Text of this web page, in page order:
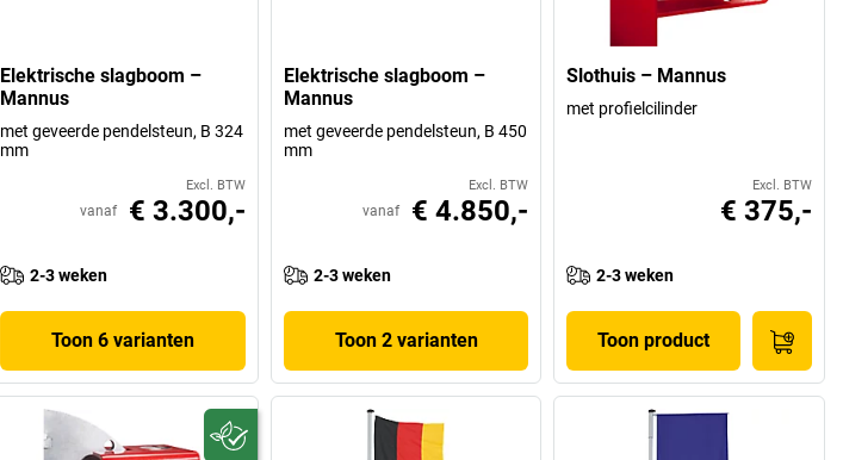
Elektrische slagboom –
Mannus
met geveerde pendelsteun, B 324
mm
Excl. BTW
vanaf € 3.300,-
2-3 weken
Toon 6 varianten
Elektrische slagboom –
Mannus
met geveerde pendelsteun, B 450
mm
Excl. BTW
vanaf € 4.850,-
2-3 weken
Toon 2 varianten
Slothuis – Mannus
met profielcilinder
Excl. BTW
€ 375,-
2-3 weken
Toon product